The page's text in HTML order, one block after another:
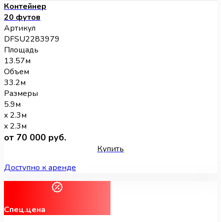
Контейнер
20 футов
Артикул
DFSU2283979
Площадь
13.57м
Объем
33.2м
Размеры
5.9м
x 2.3м
x 2.3м
от 70 000 руб.
Купить
Доступно к аренде
Спец.цена